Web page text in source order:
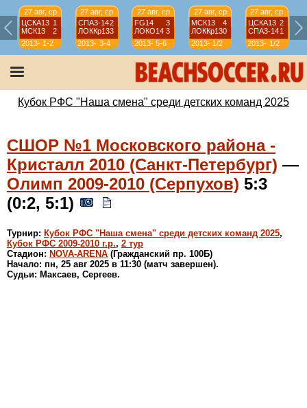
27 авг, ср
ЦСКА13 1
МСК13
2
2013-
2014
1-2
27 авг, ср
СПА3-142
ЛОККр133
2013-
2014
3-4
27 авг, ср
FG14
3
ЛОКО14 3
2013-
2014
5-6
27 авг, ср
МСК13
4
ЛОККр130
2013-
2014
1/2
27 авг, ср
ЦСКА13 2
СПА3-141
2013-
2014
1/2
Кубок РФС "Наша смена" среди детских команд 2025
СШОР №1 Московского района -
Кристалл 2010 (Санкт-Петербург) —
Олимп 2009-2010 (Серпухов) 5:3
(0:2, 5:1)
Турнир: Кубок РФС "Наша смена" среди детских команд 2025,
Кубок РФС 2009-2010 г.р., 2 тур
Стадион: NOVA-ARENA (Гражданский пр. 100Б)
Начало: пн, 25 авг 2025 в 11:30 (матч завершен).
Судьи: Максаев, Сергеев.